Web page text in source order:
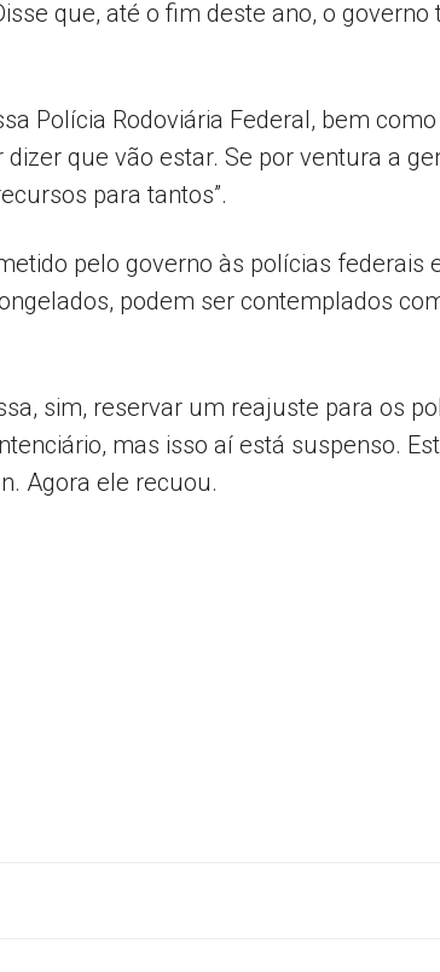
que, até o fim deste ano, o governo
Polícia Rodoviária Federal, bem
que vão estar. Se por ventura a
para tantos”.
pelo governo às polícias federais
podem ser contemplados
sim, reservar um reajuste para os
mas isso aí está suspenso.
Agora ele recuou.